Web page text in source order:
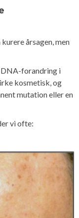
årsagen, men
forandring i
kosmetisk, og
mutation eller en
vi ofte: